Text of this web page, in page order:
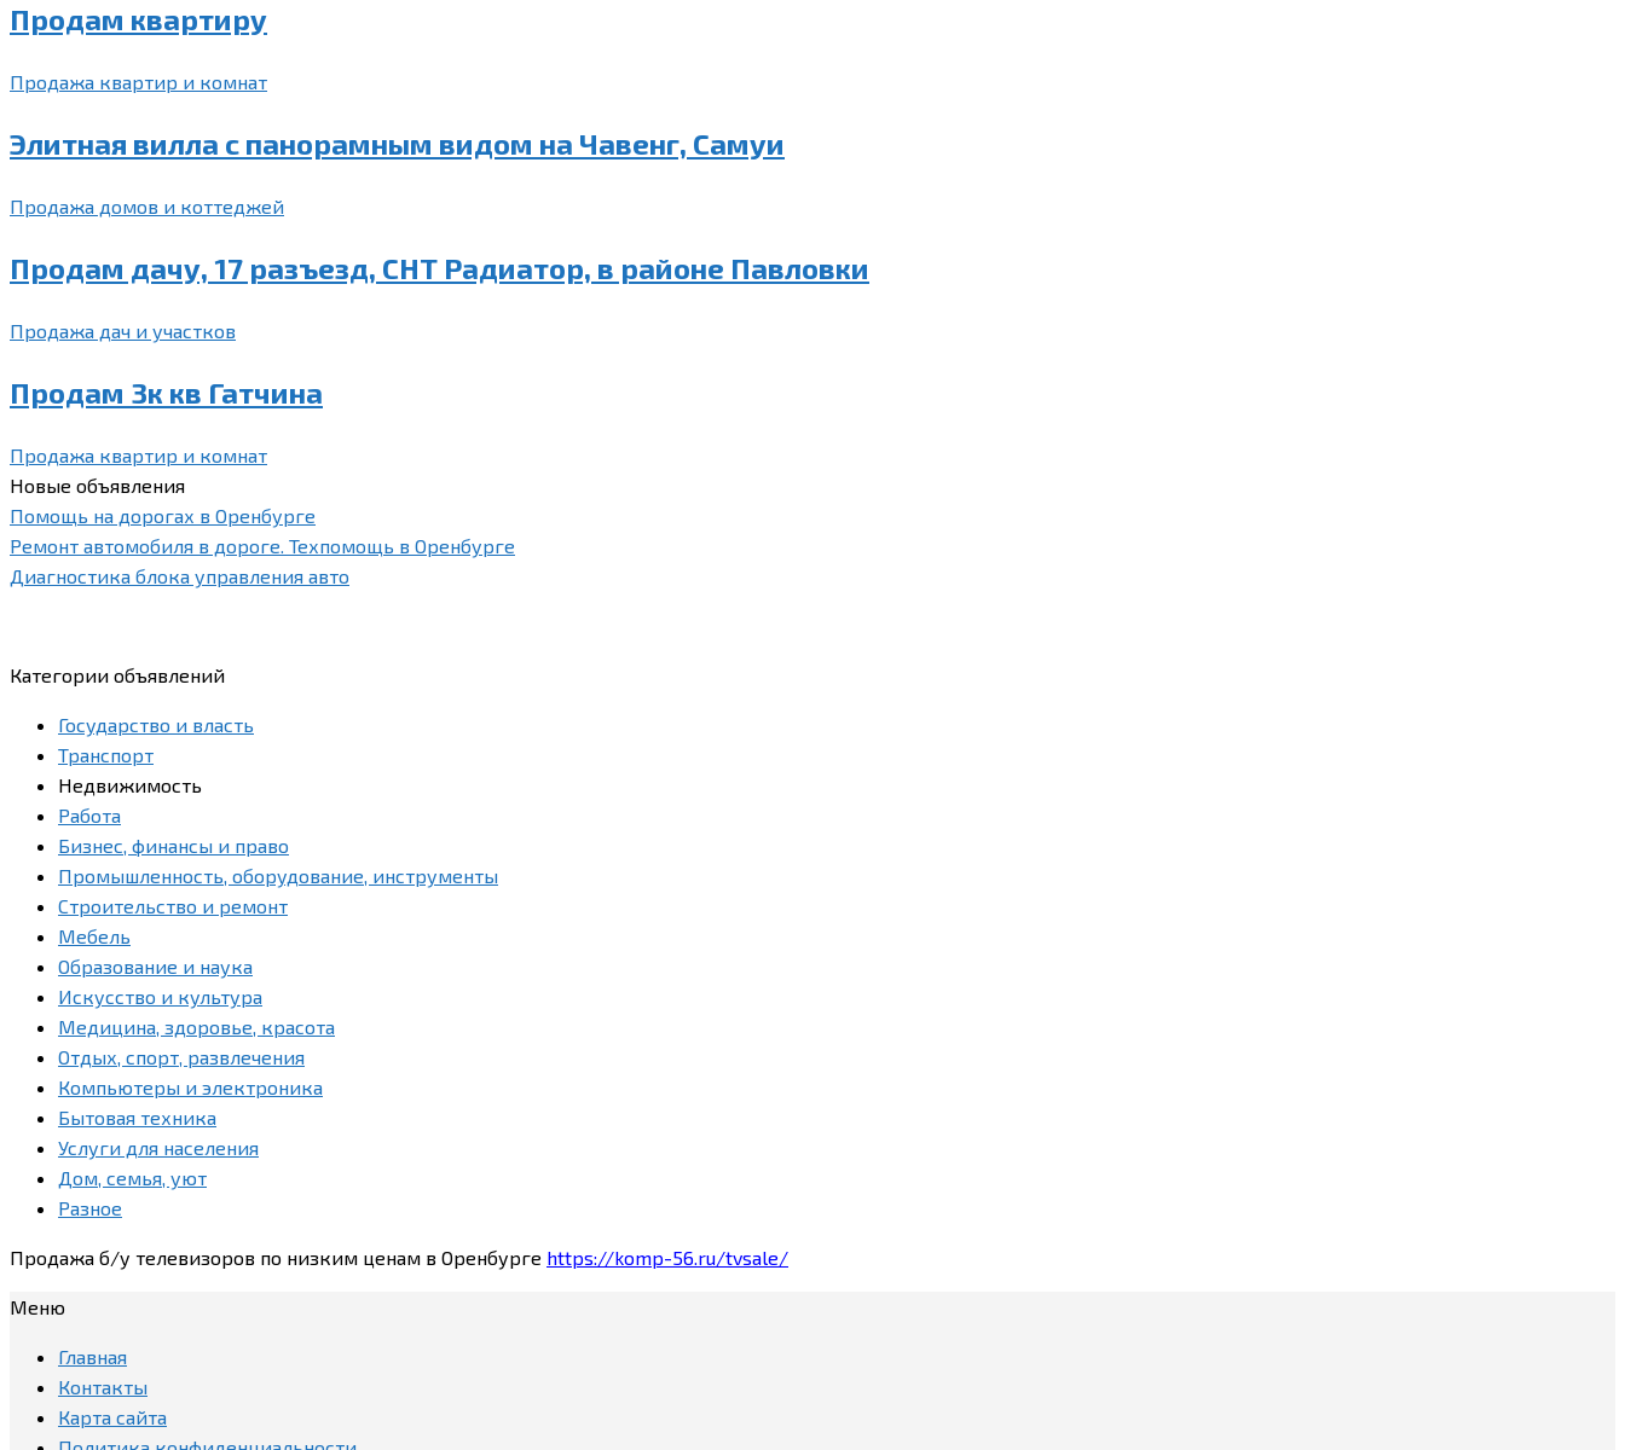
Продам квартиру
Продажа квартир и комнат
Элитная вилла с панорамным видом на Чавенг, Самуи
Продажа домов и коттеджей
Продам дачу, 17 разъезд, СНТ Радиатор, в районе Павловки
Продажа дач и участков
Продам 3к кв Гатчина
Продажа квартир и комнат
Новые объявления
Помощь на дорогах в Оренбурге
Ремонт автомобиля в дороге. Техпомощь в Оренбурге
Диагностика блока управления авто
Категории объявлений
Государство и власть
Транспорт
Недвижимость
Работа
Бизнес, финансы и право
Промышленность, оборудование, инструменты
Строительство и ремонт
Мебель
Образование и наука
Искусство и культура
Медицина, здоровье, красота
Отдых, спорт, развлечения
Компьютеры и электроника
Бытовая техника
Услуги для населения
Дом, семья, уют
Разное
Продажа б/у телевизоров по низким ценам в Оренбурге https://komp-56.ru/tvsale/
Меню
Главная
Контакты
Карта сайта